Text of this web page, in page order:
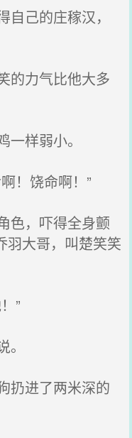
己的庄稼汉，
的力气比他大多
样弱小。
！饶命啊！”
色，吓得全身颤
羽大哥，叫楚笑笑
”
扔进了两米深的